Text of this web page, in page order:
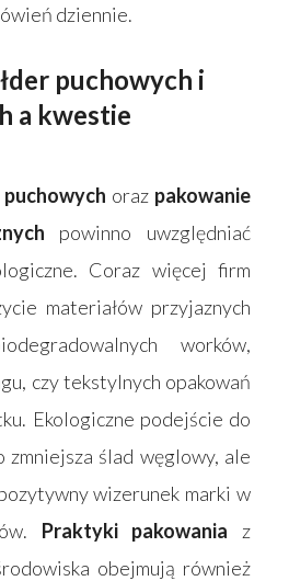
dziennie.
puchowych i
a kwestie
oraz pakowanie
powinno uwzględniać
Coraz więcej firm
materiałów przyjaznych
worków,
czy tekstylnych opakowań
Ekologiczne podejście do
zmniejsza ślad węglowy, ale
wizerunek marki w
Praktyki pakowania z
obejmują również